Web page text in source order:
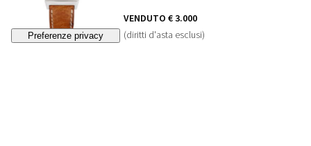
VENDUTO € 3.000
(diritti d'asta esclusi)